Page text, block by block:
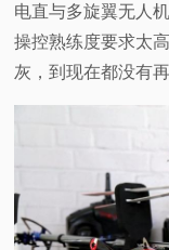
电直与多旋翼无人
操控熟练度要求太
灰，到现在都没有